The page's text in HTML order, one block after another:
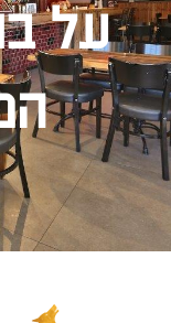
על